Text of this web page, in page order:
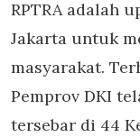
RPTRA adalah
Jakarta untuk
masyarakat.
Pemprov DKI
tersebar di 44